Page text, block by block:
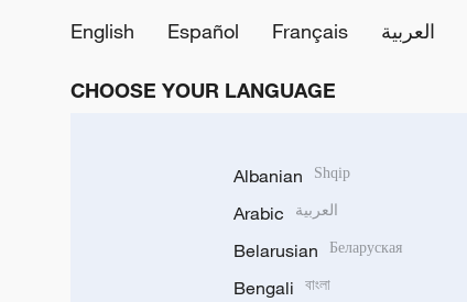
English
Español Français العربية
CHOOSE YOUR LANGUAGE
Albanian Shqip
Arabic العربية
Belarusian Беларуская
Bengali বাংলা